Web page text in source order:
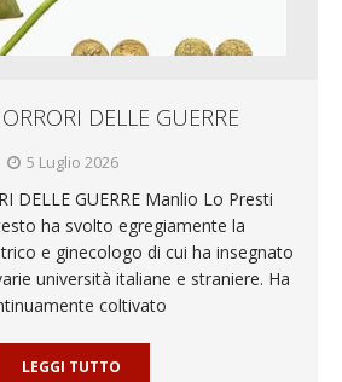
DELLE GUERRE
5 Luglio 2026
DELLE GUERRE Manlio Lo Presti
ha svolto egregiamente la
e ginecologo di cui ha insegnato
università italiane e straniere. Ha
coltivato
LEGGI TUTTO